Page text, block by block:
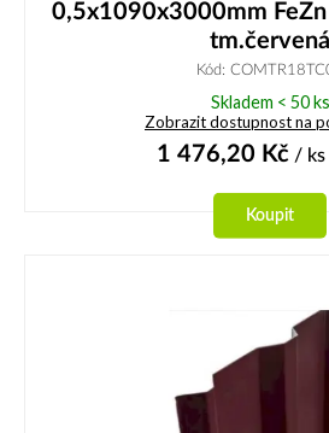
0,5x1090x3000mm FeZn
tm.červená
Kód:
Skladem < 50 ks
Zobrazit dostupnost na
1 476,20 Kč/ ks
Koupit